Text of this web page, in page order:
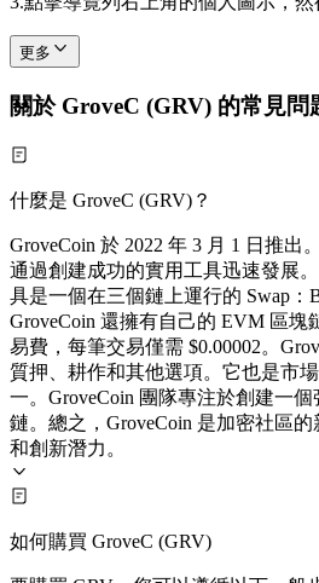
更多
關於 GroveC (GRV) 的常見問
什麼是 GroveC (GRV)？
GroveCoin 於 2022 年 3 月 1 日推出
通過創建成功的實用工具迅速發展
具是一個在三個鏈上運行的 Swap：
GroveCoin 還擁有自己的 EVM 區塊
易費，每筆交易僅需 $0.00002。
質押、耕作和其他選項。它也是市
一。GroveCoin 團隊專注於創建一
鏈。總之，GroveCoin 是加密社區
和創新潛力。
如何購買 GroveC (GRV)